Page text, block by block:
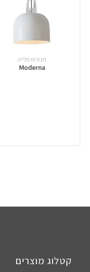
מנורות תלייה
Moderna
קטלוג מוצרים